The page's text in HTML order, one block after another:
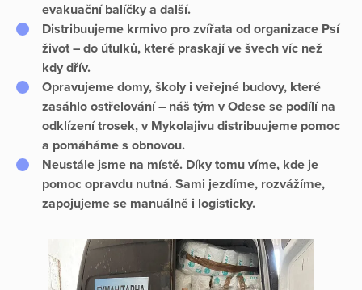
evakuační balíčky a další.
Distribuujeme krmivo pro zvířata od organizace Psí
život – do útulků, které praskají ve švech víc než
kdy dřív.
Opravujeme domy, školy i veřejné budovy, které
zasáhlo ostřelování – náš tým v Odese se podílí na
odklízení trosek, v Mykolajivu distribuujeme pomoc
a pomáháme s obnovou.
Neustále jsme na místě. Díky tomu víme, kde je
pomoc opravdu nutná. Sami jezdíme, rozvážíme,
zapojujeme se manuálně i logisticky.